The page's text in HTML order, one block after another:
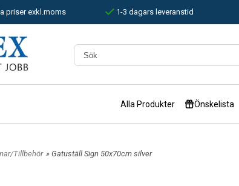
priser exkl.moms 1-3 dagars leveranstid
Alla Produkter Önskelista
Tillbehör » Gatuställ Sign 50x70cm silver